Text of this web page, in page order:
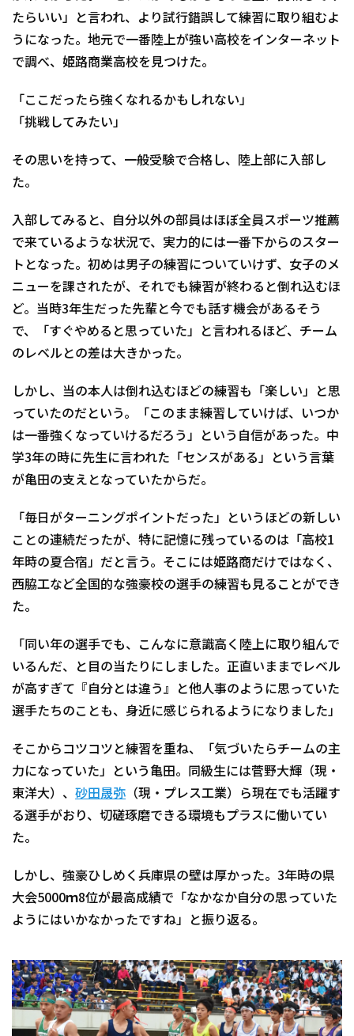
たらいい」と言われ、より試行錯誤して練習に取り組むよ
うになった。地元で一番陸上が強い高校をインターネット
で調べ、姫路商業高校を見つけた。
「ここだったら強くなれるかもしれない」
「挑戦してみたい」
その思いを持って、一般受験で合格し、陸上部に入部し
た。
入部してみると、自分以外の部員はほぼ全員スポーツ推薦
で来ているような状況で、実力的には一番下からのスター
トとなった。初めは男子の練習についていけず、女子のメ
ニューを課されたが、それでも練習が終わると倒れ込むほ
ど。当時3年生だった先輩と今でも話す機会があるそう
で、「すぐやめると思っていた」と言われるほど、チーム
のレベルとの差は大きかった。
しかし、当の本人は倒れ込むほどの練習も「楽しい」と思
っていたのだという。「このまま練習していけば、いつか
は一番強くなっていけるだろう」という自信があった。中
学3年の時に先生に言われた「センスがある」という言葉
が亀田の支えとなっていたからだ。
「毎日がターニングポイントだった」というほどの新しい
ことの連続だったが、特に記憶に残っているのは「高校1
年時の夏合宿」だと言う。そこには姫路商だけではなく、
西脇工など全国的な強豪校の選手の練習も見ることができ
た。
「同い年の選手でも、こんなに意識高く陸上に取り組んで
いるんだ、と目の当たりにしました。正直いままでレベル
が高すぎて『自分とは違う』と他人事のように思っていた
選手たちのことも、身近に感じられるようになりました」
そこからコツコツと練習を重ね、「気づいたらチームの主
力になっていた」という亀田。同級生には菅野大輝（現・
東洋大）、 砂田晟弥 （現・プレス工業）ら現在でも活躍す
る選手がおり、切磋琢磨できる環境もプラスに働いてい
た。
しかし、強豪ひしめく兵庫県の壁は厚かった。3年時の県
大会5000ｍ8位が最高成績で「なかなか自分の思っていた
ようにはいかなかったですね」と振り返る。